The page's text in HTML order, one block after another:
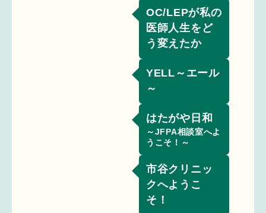
OC/LEPが私の
医師人生をど
う変えたか
YELL～エール
～
はたがや日和
～JFPA相談室へよ
うこそ！～
市谷クリニッ
クへようこ
そ！